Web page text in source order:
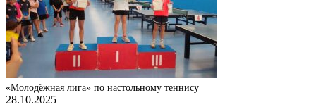
«Молодëжная лига» по настольному теннису
28.10.2025